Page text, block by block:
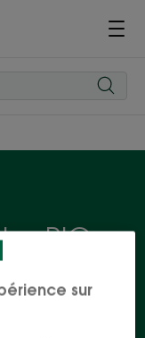
BIO
vertus détox &
dans une
les cheveux
sur